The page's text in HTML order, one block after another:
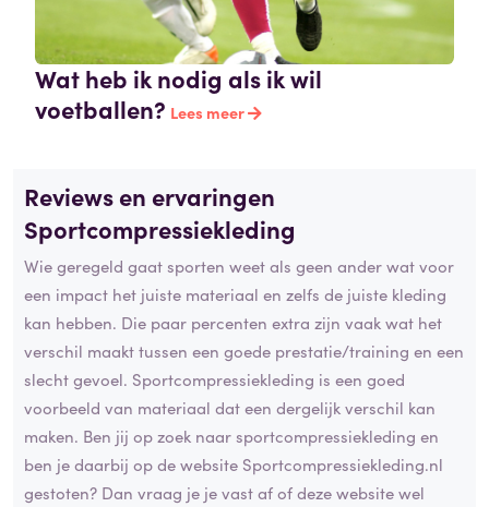
Wat heb ik nodig als ik wil
voetballen? Lees meer
Reviews en ervaringen
Sportcompressiekleding
Wie geregeld gaat sporten weet als geen ander wat voor
een impact het juiste materiaal en zelfs de juiste kleding
kan hebben. Die paar percenten extra zijn vaak wat het
verschil maakt tussen een goede prestatie/training en een
slecht gevoel. Sportcompressiekleding is een goed
voorbeeld van materiaal dat een dergelijk verschil kan
maken. Ben jij op zoek naar sportcompressiekleding en
ben je daarbij op de website Sportcompressiekleding.nl
gestoten? Dan vraag je je vast af of deze website wel